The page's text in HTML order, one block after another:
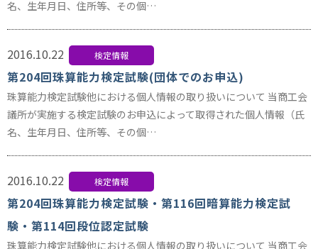
名、生年月日、住所等、その個…
2016.10.22 検定情報
第204回珠算能力検定試験(団体でのお申込)
珠算能力検定試験他における個人情報の取り扱いについて 当商工会
議所が実施する検定試験のお申込によって取得された個人情報（氏
名、生年月日、住所等、その個…
2016.10.22 検定情報
第204回珠算能力検定試験・第116回暗算能力検定試
験・第114回段位認定試験
珠算能力検定試験他における個人情報の取り扱いについて 当商工会